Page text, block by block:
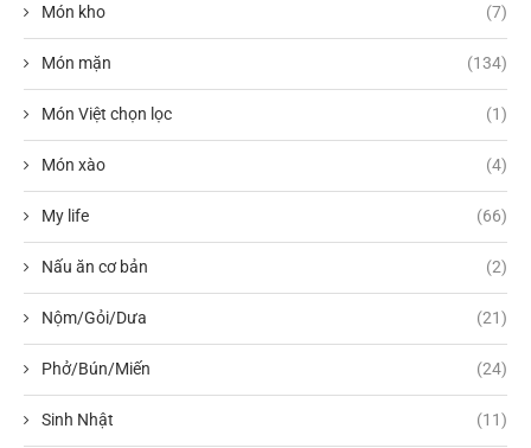
Món kho (7)
Món mặn (134)
Món Việt chọn lọc (1)
Món xào (4)
My life (66)
Nấu ăn cơ bản (2)
Nộm/Gỏi/Dưa (21)
Phở/Bún/Miến (24)
Sinh Nhật (11)